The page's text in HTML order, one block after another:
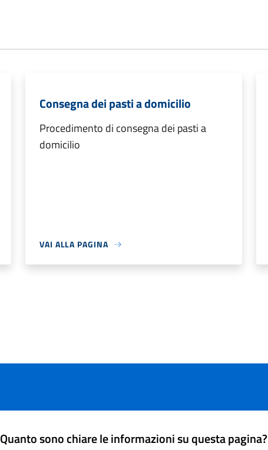
Consegna dei pasti a domicilio
Procedimento di consegna dei pasti a
domicilio
VAI ALLA PAGINA
Quanto sono chiare le informazioni su questa pagina?